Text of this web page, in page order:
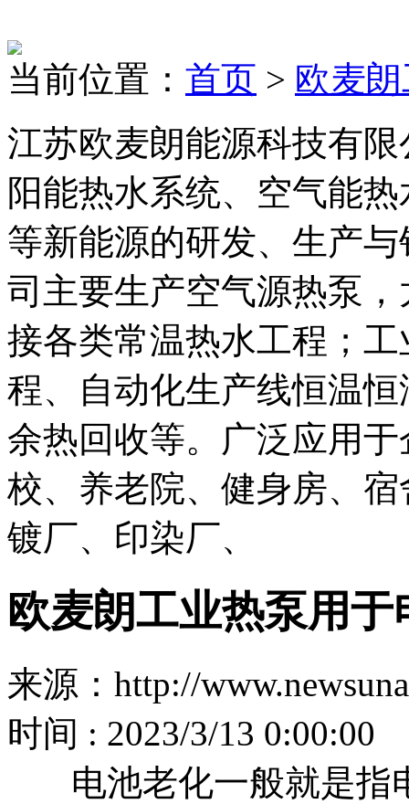
当前位置： 首页 > 欧麦
江苏欧麦朗能源科技有
阳能热水系统、空气能
等新能源的研发、生产
司主要生产空气源热泵
接各类常温热水工程；
程、自动化生产线恒温
余热回收等。广泛应用
校、养老院、健身房、
镀厂、印染厂、
欧麦朗工业热泵用
来源：http://
时间 : 2023/3/13 0:00:00
电池老化一般就是指